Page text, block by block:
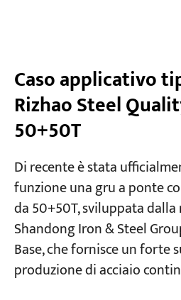
Caso applicativo
Rizhao Steel
50+50T
Di recente è stata
funzione una gru a ponte
da 50+50T, sviluppata
Shandong Iron & Steel
Base, che fornisce un forte
produzione di acciaio